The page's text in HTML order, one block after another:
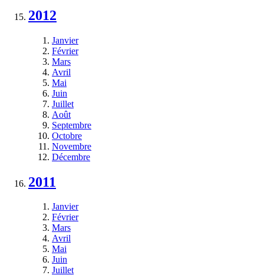
2012
Janvier
Février
Mars
Avril
Mai
Juin
Juillet
Août
Septembre
Octobre
Novembre
Décembre
2011
Janvier
Février
Mars
Avril
Mai
Juin
Juillet